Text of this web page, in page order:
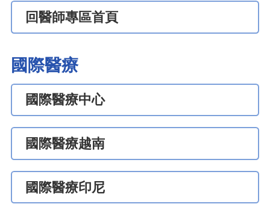
回醫師專區首頁
國際醫療
國際醫療中心
國際醫療越南
國際醫療印尼